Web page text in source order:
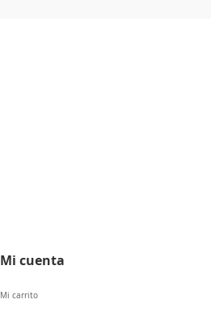
Mi cuenta
Mi carrito